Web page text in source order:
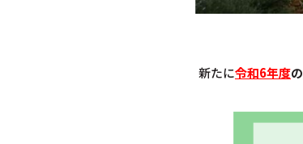
新たに令和6年度の